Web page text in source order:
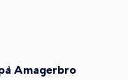
Amagerbro